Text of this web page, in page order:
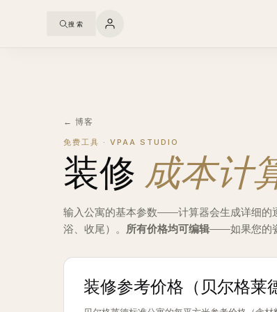
搜索
← 博客
免费工具 · VPAA STUDIO
装修 成本计
输入公寓的基本参数——计算器会生成详细的
浴、收尾）。 所有价格均可编辑——如果您的
装修参考价格（贝尔格莱德